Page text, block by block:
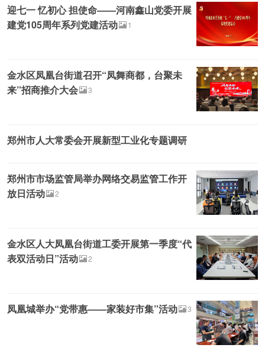
迎七一 忆初心 担使命——河南鑫山党委开展
建党105周年系列党建活动
1
金水区凤凰台街道召开“凤舞商都，台聚未
来”招商推介大会
3
郑州市人大常委会开展新型工业化专题调研
郑州市市场监管局举办网络交易监管工作开
放日活动
2
金水区人大凤凰台街道工委开展第一季度“代
表双活动日”活动
2
凤凰城举办“党带惠——家装好市集”活动 3